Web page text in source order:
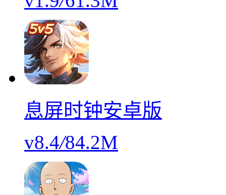
息屏时钟安卓版
v8.4/84.2M